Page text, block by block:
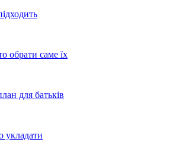
обрати саме їх
для батьків
укладати